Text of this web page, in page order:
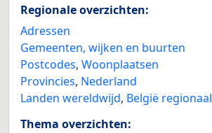
Regionale overzichten:
Adressen
Gemeenten, wijken en buurten
Postcodes, Woonplaatsen
Provincies, Nederland
Landen wereldwijd, België regionaal
Thema overzichten: